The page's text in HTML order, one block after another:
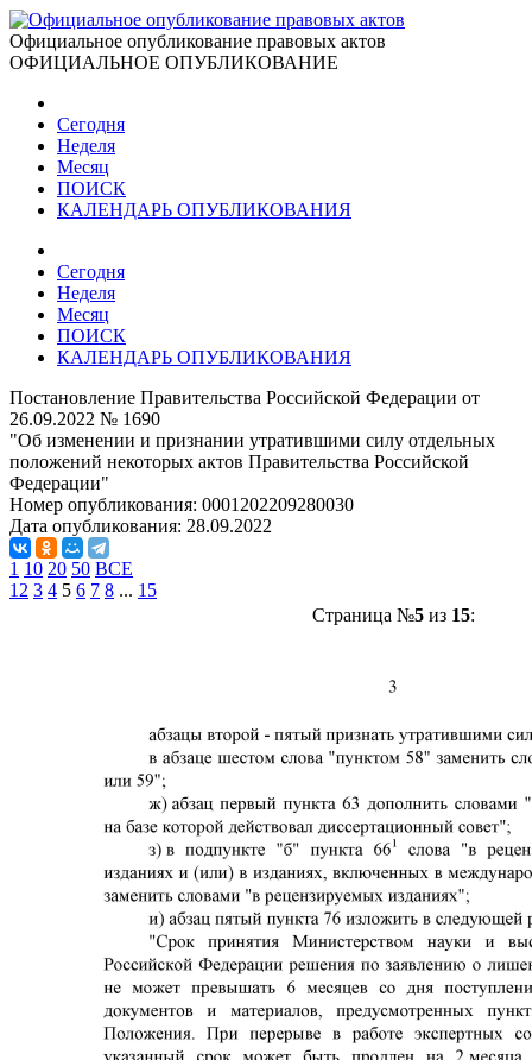
Официальное опубликование правовых актов
ОФИЦИАЛЬНОЕ ОПУБЛИКОВАНИЕ
Сегодня
Неделя
Месяц
ПОИСК
КАЛЕНДАРЬ ОПУБЛИКОВАНИЯ
Сегодня
Неделя
Месяц
ПОИСК
КАЛЕНДАРЬ ОПУБЛИКОВАНИЯ
Постановление Правительства Российской Федерации от
26.09.2022 № 1690
"Об изменении и признании утратившими силу отдельных
положений некоторых актов Правительства Российской
Федерации"
Номер опубликования: 0001202209280030
Дата опубликования: 28.09.2022
1 10 20 50 ВСЕ
1 2 3 4 5 6 7 8 ... 15
Страница №5из 15: